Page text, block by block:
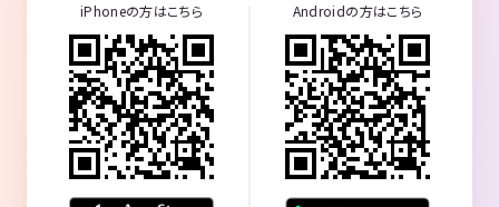
iPhoneの方はこちら Androidの方はこちら